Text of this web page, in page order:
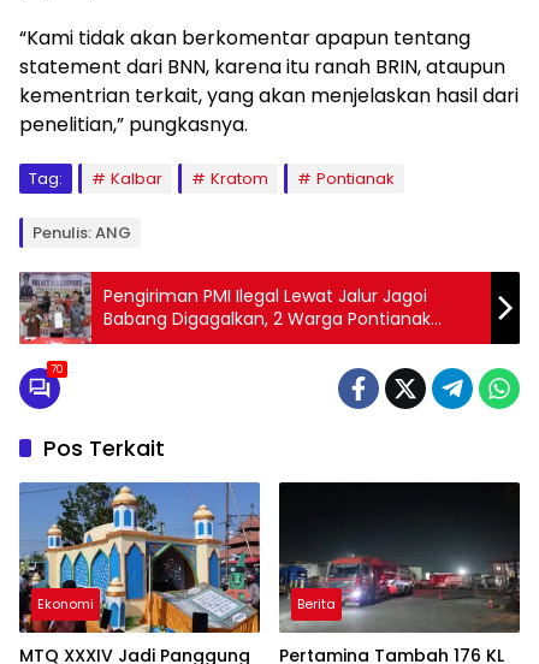
“Kami tidak akan berkomentar apapun tentang
statement dari BNN, karena itu ranah BRIN, ataupun
kementrian terkait, yang akan menjelaskan hasil dari
penelitian,” pungkasnya.
Tag: Kalbar Kratom Pontianak
Penulis: ANG
Pengiriman PMI Ilegal Lewat Jalur Jagoi
Babang Digagalkan, 2 Warga Pontianak
Ditangkap
70
Pos Terkait
Ekonomi
MTQ XXXIV Jadi Panggung
Berita
Pertamina Tambah 176 KL